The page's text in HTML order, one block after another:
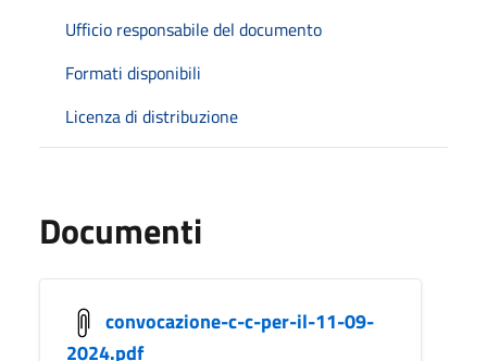
Ufficio responsabile del documento
Formati disponibili
Licenza di distribuzione
Documenti
convocazione-c-c-per-il-11-09-
2024.pdf